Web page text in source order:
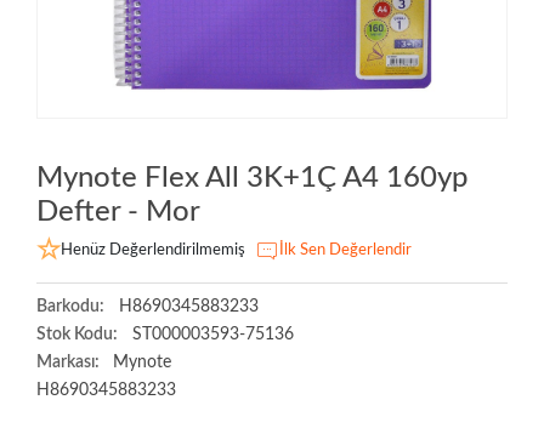
Mynote Flex All 3K+1Ç A4 160yp
Defter - Mor
Henüz Değerlendirilmemiş İlk Sen Değerlendir
Barkodu:
H8690345883233
Stok Kodu:
ST000003593-75136
Markası:
Mynote
H8690345883233